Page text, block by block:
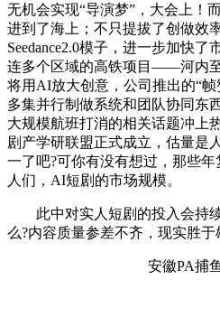
无机会实现“导演梦”，大会上！
进到了海上；不只提拔了创做效
Seedance2.0模子，进一步加快
连多个区域的高铁项目——河内
将用AI放大创意，公司推出的“帧
多集并行制做系统和团队协同东
大规模航班打消的相关话题冲上
剧产学研联盟正式成立，估量是
一了吧?可你有没有想过，那些
人们，AI短剧的市场规模。
此中对实人短剧的投入会持
么?内容质量参差不齐，现实胜
安徽PA捕